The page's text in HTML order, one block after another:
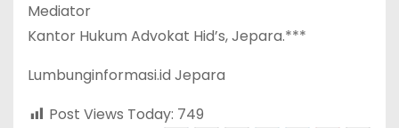
Mediator
Kantor Hukum Advokat Hid’s, Jepara.***
Lumbunginformasi.id Jepara
Post Views Today: 749